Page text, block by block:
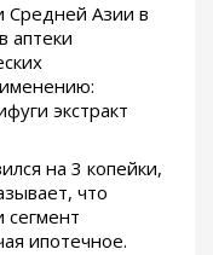
Средней Азии в
аптеки
экстракт
на 3 копейки,
что
сегмент
ипотечное.